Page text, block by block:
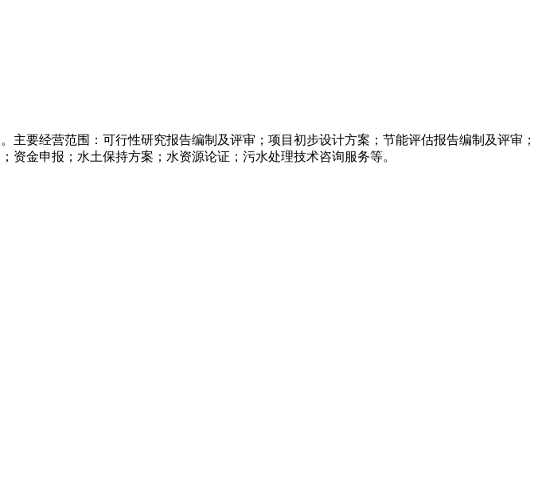
要经营范围：可行性研究报告编制及评审；项目初步设计方案；节能评估报告编制及评审；
金申报；水土保持方案；水资源论证；污水处理技术咨询服务等。